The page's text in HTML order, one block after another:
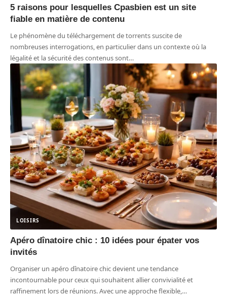
5 raisons pour lesquelles Cpasbien est un site
fiable en matière de contenu
Le phénomène du téléchargement de torrents suscite de
nombreuses interrogations, en particulier dans un contexte où la
légalité et la sécurité des contenus sont…
LOISIRS
Apéro dînatoire chic : 10 idées pour épater vos
invités
Organiser un apéro dînatoire chic devient une tendance
incontournable pour ceux qui souhaitent allier convivialité et
raffinement lors de réunions. Avec une approche flexible,…